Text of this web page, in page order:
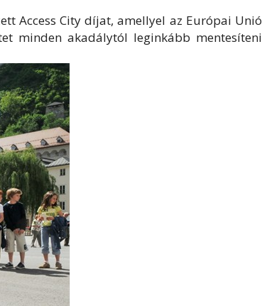
Access City díjat, amellyel az Európai Unió
minden akadálytól leginkább mentesíteni